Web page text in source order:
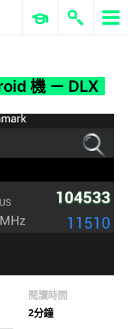
機 － DLX
ERP 與商業 AI
機 － DLX
閱讀時間
2分鐘